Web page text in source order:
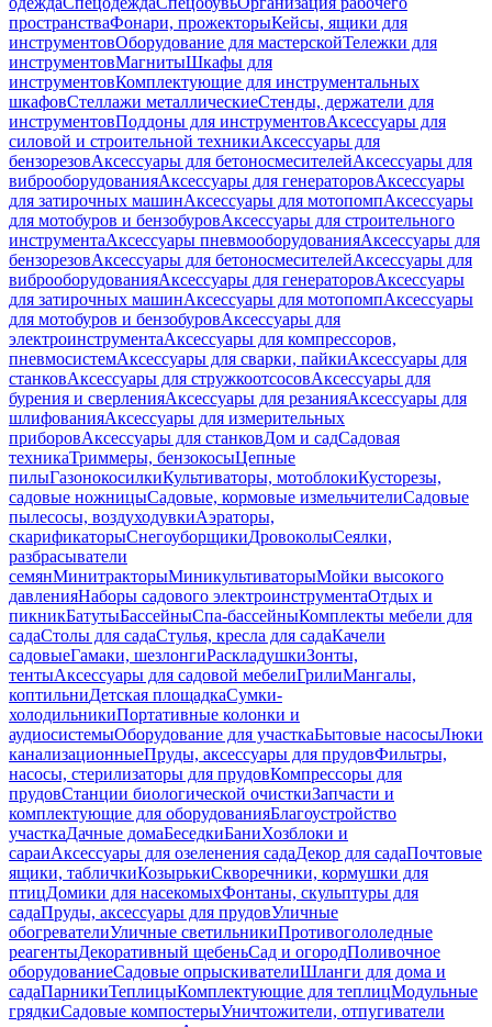
пространстваФонари, прожекторыКейсы, ящики для
инструментовОборудование для мастерскойТележки для
инструментовМагнитыШкафы для
инструментовКомплектующие для инструментальных
шкафовСтеллажи металлическиеСтенды, держатели для
инструментовПоддоны для инструментовАксессуары для
силовой и строительной техникиАксессуары для
бензорезовАксессуары для бетоносмесителейАксессуары для
виброоборудованияАксессуары для генераторовАксессуары
для затирочных машинАксессуары для мотопомпАксессуары
для мотобуров и бензобуровАксессуары для строительного
инструментаАксессуары пневмооборудованияАксессуары для
бензорезовАксессуары для бетоносмесителейАксессуары для
виброоборудованияАксессуары для генераторовАксессуары
для затирочных машинАксессуары для мотопомпАксессуары
для мотобуров и бензобуровАксессуары для
электроинструментаАксессуары для компрессоров,
пневмосистемАксессуары для сварки, пайкиАксессуары для
станковАксессуары для стружкоотсосовАксессуары для
бурения и сверленияАксессуары для резанияАксессуары для
шлифованияАксессуары для измерительных
приборовАксессуары для станковДом и садСадовая
техникаТриммеры, бензокосыЦепные
пилыГазонокосилкиКультиваторы, мотоблокиКусторезы,
садовые ножницыСадовые, кормовые измельчителиСадовые
пылесосы, воздуходувкиАэраторы,
скарификаторыСнегоуборщикиДровоколыСеялки,
разбрасыватели
семянМинитракторыМиникультиваторыМойки высокого
давленияНаборы садового электроинструментаОтдых и
пикникБатутыБассейныСпа-бассейныКомплекты мебели для
садаСтолы для садаСтулья, кресла для садаКачели
садовыеГамаки, шезлонгиРаскладушкиЗонты,
тентыАксессуары для садовой мебелиГрилиМангалы,
коптильниДетская площадкаСумки-
холодильникиПортативные колонки и
аудиосистемыОборудование для участкаБытовые насосыЛюки
канализационныеПруды, аксессуары для прудовФильтры,
насосы, стерилизаторы для прудовКомпрессоры для
прудовСтанции биологической очисткиЗапчасти и
комплектующие для оборудованияБлагоустройство
участкаДачные домаБеседкиБаниХозблоки и
сараиАксессуары для озеленения садаДекор для садаПочтовые
ящики, табличкиКозырькиСкворечники, кормушки для
птицДомики для насекомыхФонтаны, скульптуры для
садаПруды, аксессуары для прудовУличные
обогревателиУличные светильникиПротивогололедные
реагентыДекоративный щебеньСад и огородПоливочное
оборудованиеСадовые опрыскивателиШланги для дома и
садаПарникиТеплицыКомплектующие для теплицМодульные
грядкиСадовые компостерыУничтожители, отпугиватели